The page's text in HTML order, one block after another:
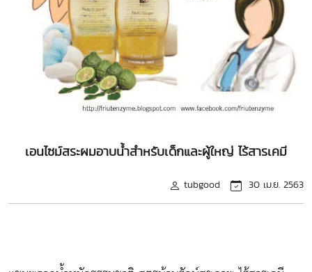
เอนไซม์สระผมอาบน้ำสำหรับเด็กและผู้ใหญ่ ไร้สารเคมี
tubgood 30 เม.ย. 2563